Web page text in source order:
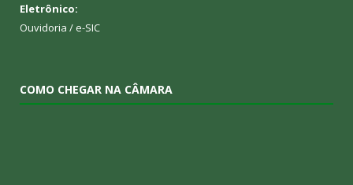
Eletrônico:
Ouvidoria / e-SIC
COMO CHEGAR NA CÂMARA